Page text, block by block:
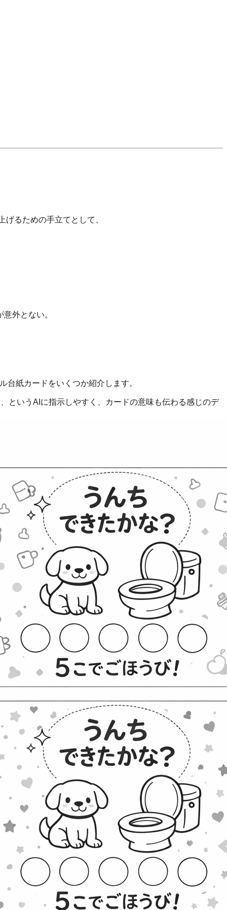
るための手立てとして、
外とない。
紙カードをいくつか紹介します。
というAIに指示しやすく、カードの意味も伝わる感じのデ